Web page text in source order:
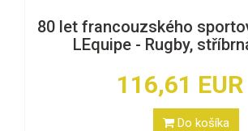
80 let francouzského
LEquipe - Rugby,
116,61 EUR
Do košíka